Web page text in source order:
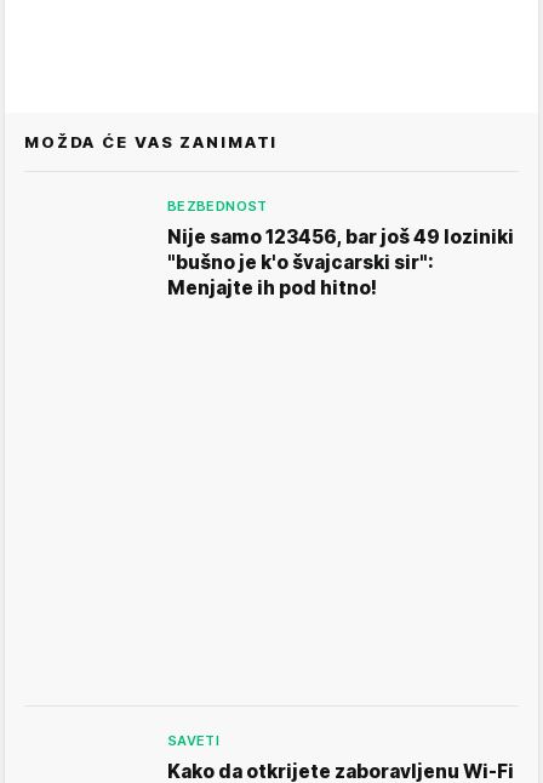
MOŽDA ĆE VAS ZANIMATI
BEZBEDNOST
Nije samo 123456, bar još 49 loziniki
"bušno je k'o švajcarski sir":
Menjajte ih pod hitno!
SAVETI
Kako da otkrijete zaboravljenu Wi-Fi